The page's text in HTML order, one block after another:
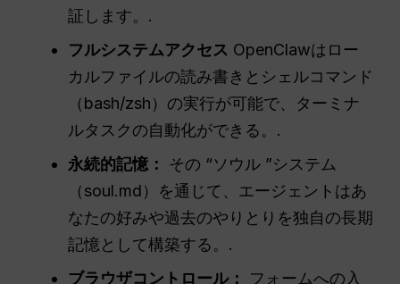
証します。.
フルシステムアクセス OpenClawはロー
カルファイルの読み書きとシェルコマンド
（bash/zsh）の実行が可能で、ターミナ
ルタスクの自動化ができる。.
永続的記憶：
その “ソウル ”システム
（soul.md）を通じて、エージェントはあ
なたの好みや過去のやりとりを独自の長期
記憶として構築する。.
ブラウザコントロール：
フォームへの入